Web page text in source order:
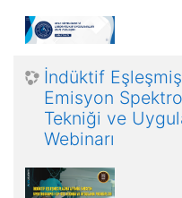
İndüktif
Emisyon
Tekniği ve
Webinarı